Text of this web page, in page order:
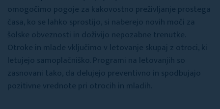
omogočimo pogoje za kakovostno preživljanje prostega
časa, ko se lahko sprostijo, si naberejo novih moči za
šolske obveznosti in doživijo nepozabne trenutke.
Otroke in mlade vključimo v letovanje skupaj z otroci, ki
letujejo samoplačniško. Programi na letovanjih so
zasnovani tako, da delujejo preventivno in spodbujajo
pozitivne vrednote pri otrocih in mladih.